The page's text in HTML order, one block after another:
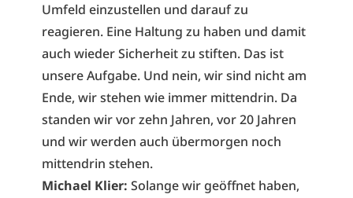
Umfeld einzustellen und darauf zu
reagieren. Eine Haltung zu haben und damit
auch wieder Sicherheit zu stiften. Das ist
unsere Aufgabe. Und nein, wir sind nicht am
Ende, wir stehen wie immer mittendrin. Da
standen wir vor zehn Jahren, vor 20 Jahren
und wir werden auch übermorgen noch
mittendrin stehen.
Michael Klier: Solange wir geöffnet haben,